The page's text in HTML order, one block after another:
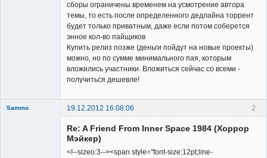
сборы ограничены временем на усмотрение автора
темы, то есть после определенного дедлайна торрент
будет только приватным, даже если потом соберется
энное кол-во пайщиков
Купить релиз позже (деньги пойдут на новые проекты)
можно, но по сумме минимального пая, которым
вложились участники. Вложиться сейчас со всеми -
получиться дешевле!
2
Sammo
19.12.2012 16:08:06
Re: A Friend From Inner Space 1984 (Хоррор
Мэйкер)
<!--sizeo:3--><span style="font-size:12pt;line-